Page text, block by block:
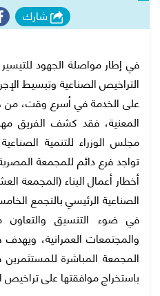
شارك
في إطار مواصلة الجهود
التراخيص الصناعية وتبسيط
على الخدمة في أسرع وقت، من
المعنية، فقد كشف الفريق
مجلس الوزراء للتنمية
تواجد فرع دائم للمجمعة
أخطار أعمال البناء (المجمعة
في ضوء التنسيق والتعاون
والمجتمعات العمرانية،
المجمعة المباشرة للمستثمرين
باستخراج موافقتها على تراخيص